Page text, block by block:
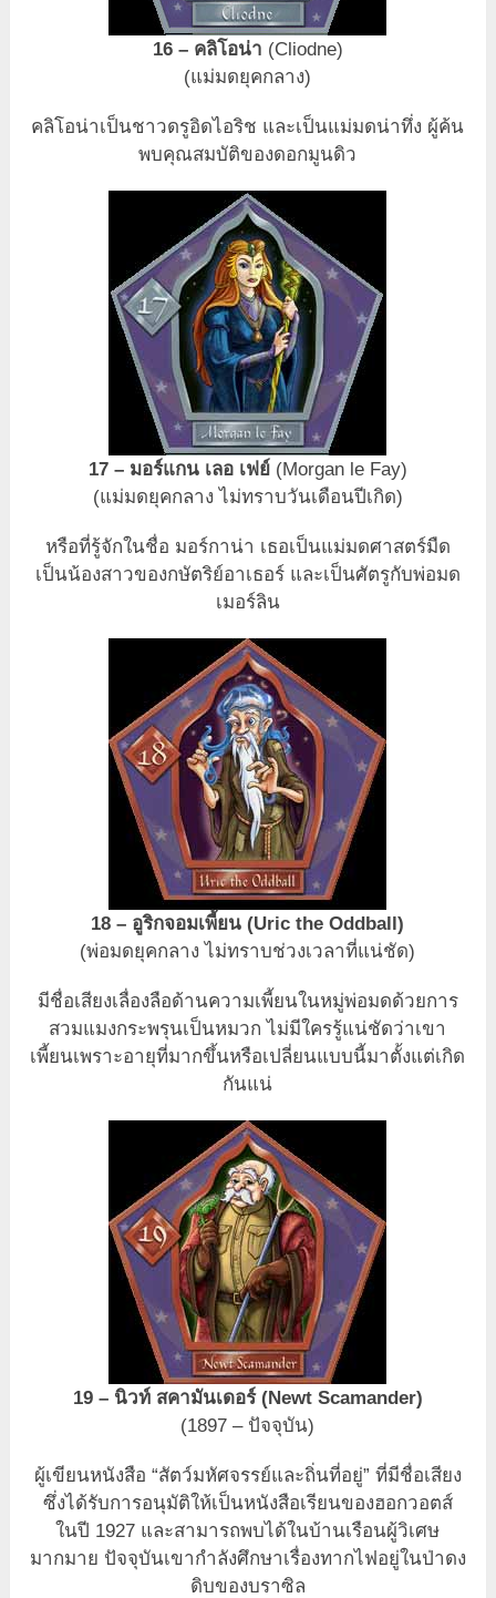
16 – คลิโอน่า (Cliodne)
(แม่มดยุคกลาง)
คลิโอน่าเป็นชาวดรูอิดไอริช และเป็นแม่มดน่าทึ่ง ผู้ค้น
พบคุณสมบัติของดอกมูนดิว
17 – มอร์แกน เลอ เฟย์(Morgan le Fay)
(แม่มดยุคกลาง ไม่ทราบวันเดือนปีเกิด)
หรือที่รู้จักในชื่อ มอร์กาน่า เธอเป็นแม่มดศาสตร์มืด
เป็นน้องสาวของกษัตริย์อาเธอร์ และเป็นศัตรูกับพ่อมด
เมอร์ลิน
18 – อูริกจอมเพี้ยน (Uric the Oddball)
(พ่อมดยุคกลาง ไม่ทราบช่วงเวลาที่แน่ชัด)
มีชื่อเสียงเลื่องลือด้านความเพี้ยนในหมู่พ่อมดด้วยการ
สวมแมงกระพรุนเป็นหมวก ไม่มีใครรู้แน่ชัดว่าเขา
เพี้ยนเพราะอายุที่มากขึ้นหรือเปลี่ยนแบบนี้มาตั้งแต่เกิด
กันแน่
19 – นิวท์ สคามันเดอร์ (Newt Scamander)
(1897 – ปัจจุบัน)
ผู้เขียนหนังสือ “สัตว์มหัศจรรย์และถิ่นที่อยู่” ที่มีชื่อเสียง
ซึ่งได้รับการอนุมัติให้เป็นหนังสือเรียนของฮอกวอตส์
ในปี 1927 และสามารถพบได้ในบ้านเรือนผู้วิเศษ
มากมาย ปัจจุบันเขากำลังศึกษาเรื่องทากไฟอยู่ในป่าดง
ดิบของบราซิล